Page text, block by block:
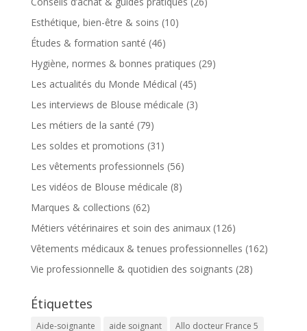
Esthétique, bien-être & soins (10)
Études & formation santé (46)
Hygiène, normes & bonnes pratiques (29)
Les actualités du Monde Médical (45)
Les interviews de Blouse médicale (3)
Les métiers de la santé (79)
Les soldes et promotions (31)
Les vêtements professionnels (56)
Les vidéos de Blouse médicale (8)
Marques & collections (62)
Métiers vétérinaires et soin des animaux(126)
Vêtements médicaux & tenues professionnelles (162)
Vie professionnelle & quotidien des soignants (28)
Étiquettes
Aide-soignante aide soignant Allo docteur France 5